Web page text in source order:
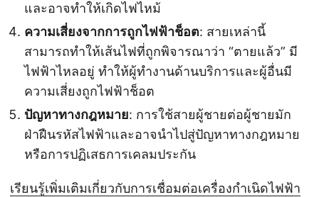
และอาจทำให้เกิดไฟไหม้
ความเสี่ยงจากการถูกไฟฟ้าช็อต: สายเหล่านี้
สามารถทำให้เส้นไฟที่ถูกพิจารณาว่า “ตายแล้ว” มี
ไฟฟ้าไหลอยู่ ทำให้ผู้ทำงานด้านบริการและผู้อื่นมี
ความเสี่ยงถูกไฟฟ้าช็อต
ปัญหาทางกฎหมาย: การใช้สายผู้ชายต่อผู้ชายมัก
ฝ่าฝืนรหัสไฟฟ้าและอาจนำไปสู่ปัญหาทางกฎหมาย
หรือการปฏิเสธการเคลมประกัน
เรียนรู้เพิ่มเติมเกี่ยวกับการเชื่อมต่อเครื่องกำเนิดไฟฟ้า